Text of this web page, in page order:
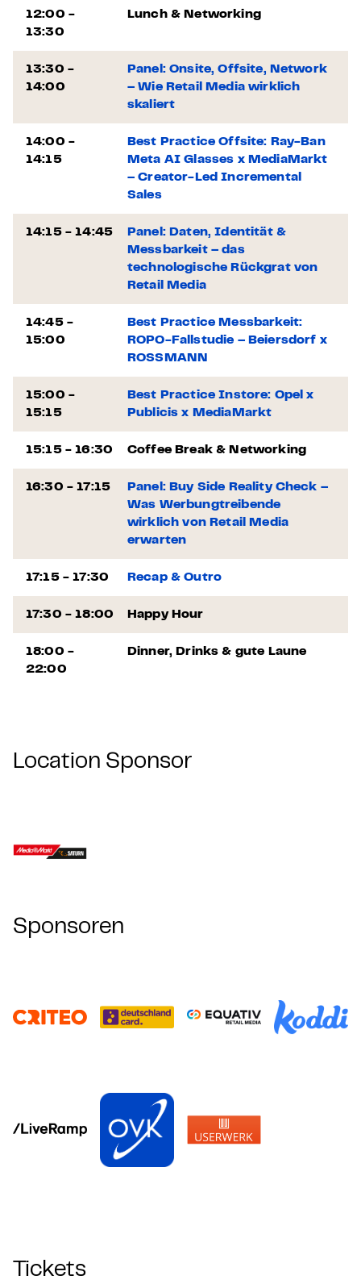
12:00 -
13:30
Lunch & Networking
13:30 -
14:00
Panel: Onsite, Offsite, Network
– Wie Retail Media wirklich
skaliert
14:00 -
14:15
Best Practice Offsite: Ray-Ban
Meta AI Glasses x MediaMarkt
– Creator-Led Incremental
Sales
14:15 - 14:45
Panel: Daten, Identität &
Messbarkeit – das
technologische Rückgrat von
Retail Media
14:45 -
15:00
Best Practice Messbarkeit:
ROPO-Fallstudie – Beiersdorf x
ROSSMANN
15:00 -
15:15
Best Practice Instore: Opel x
Publicis x MediaMarkt
15:15 - 16:30 Coffee Break & Networking
16:30 - 17:15
Panel: Buy Side Reality Check –
Was Werbungtreibende
wirklich von Retail Media
erwarten
17:15 - 17:30 Recap & Outro
17:30 - 18:00 Happy Hour
18:00 -
22:00
Dinner, Drinks & gute Laune
Location Sponsor
Sponsoren
Tickets